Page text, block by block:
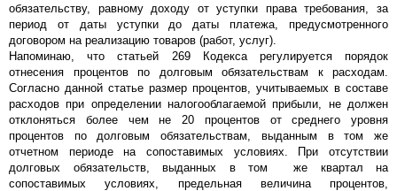
обязательству, равному доходу от уступки права требования, за
период от даты уступки до даты платежа, предусмотренного
договором на реализацию товаров (работ, услуг).
Напоминаю, что статьей 269 Кодекса регулируется порядок
отнесения процентов по долговым обязательствам к расходам.
Согласно данной статье размер процентов, учитываемых в составе
расходов при определении налогооблагаемой прибыли, не должен
отклоняться более чем не 20 процентов от среднего уровня
процентов по долговым обязательствам, выданным в том же
отчетном периоде на сопоставимых условиях. При отсутствии
долговых обязательств, выданных в том же квартал на
сопоставимых условиях, предельная величина процентов,